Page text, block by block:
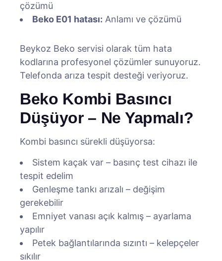
çözümü
Beko E01 hatası: Anlamı ve çözümü
Beykoz Beko servisi olarak tüm hata
kodlarına profesyonel çözümler sunuyoruz.
Telefonda arıza tespit desteği veriyoruz.
Beko Kombi Basıncı
Düşüyor – Ne Yapmalı?
Kombi basıncı sürekli düşüyorsa:
Sistem kaçak var – basınç test cihazı ile
tespit edelim
Genleşme tankı arızalı – değişim
gerekebilir
Emniyet vanası açık kalmış – ayarlama
yapılır
Petek bağlantılarında sızıntı – kelepçeler
sıkılır